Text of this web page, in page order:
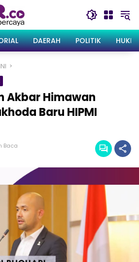
DAERAH POLITIK
Akbar Himawan
Baru HIPMI
Baca